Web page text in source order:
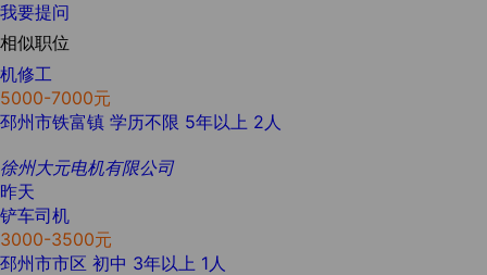
我要提问
相似职位
机修工
5000-7000元
邳州市铁富镇 学历不限 5年以上 2人
徐州大元电机有限公司
昨天
铲车司机
3000-3500元
邳州市市区 初中 3年以上 1人